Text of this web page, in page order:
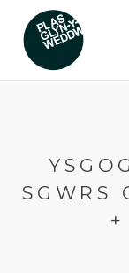
SGWRS